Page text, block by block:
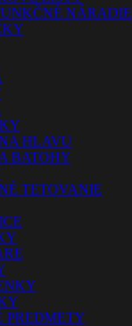
NÁRADIE
HLAVU
BATOHY
TETOVANIE
PREDMETY